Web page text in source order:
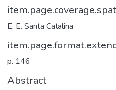
E. E. Santa Catalina
p. 146
Abstract